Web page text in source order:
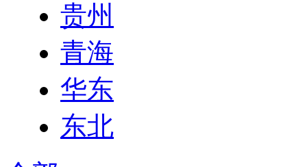
贵州
青海
华东
东北